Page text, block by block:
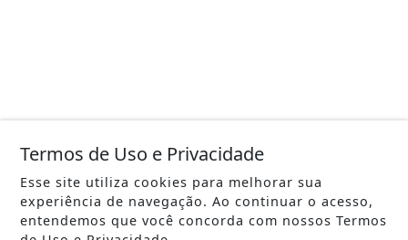
Termos de Uso e Privacidade
Esse site utiliza cookies para melhorar sua
experiência de navegação. Ao continuar o acesso,
entendemos que você concorda com nossos Termos